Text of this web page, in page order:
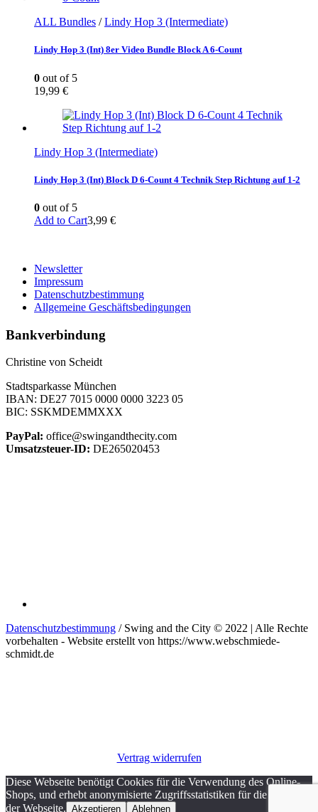
ALL Bundles /Lindy Hop 3 (Intermediate)
Lindy Hop 3 (Int) 8er Video Bundle Block A 6-Count
0 out of 5
19,99 €
Lindy Hop 3 (Intermediate)
Lindy Hop 3 (Int) Block D 6-Count 4 Technik Step Richtung auf 1-2
0 out of 5
Add to Cart3,99 €
Newsletter
Impressum
Datenschutzbestimmung
Allgemeine Geschäftsbedingungen
Bankverbindung
Christine von Scheidt
Stadtsparkasse München
IBAN: DE27 7015 0000 0000 3223 05
BIC: SSKMDEMMXXX
PayPal: office@swingandthecity.com
Umsatzsteuer-ID: DE265020453
Datenschutzbestimmung / Swing and the City © 2022 | Alle Rechte
vorbehalten - Website erstellt von https://www.webschmiede-
schmidt.de
Vertrag widerrufen
Diese Webseite benötigt Cookies für die Verwendung des Online-
Shops, und erhebt anonymisierte Zugriffsstatistiken für die Analyse
der Webseite. Akzeptieren Ablehnen